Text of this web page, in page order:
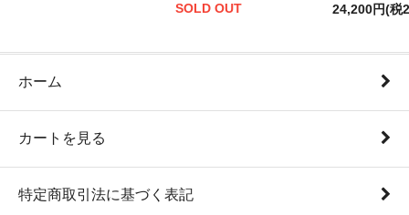
SOLD OUT
24,200円(税
ホーム
カートを見る
特定商取引法に基づく表記